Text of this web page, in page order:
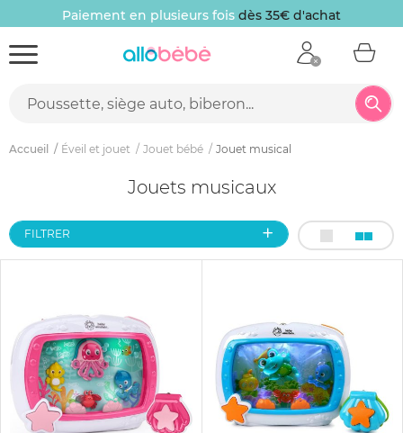
Paiement en plusieurs fois dès 35€ d'achat
Accueil Éveil et jouet Jouet bébé Jouet musical
Jouets musicaux
FILTRER